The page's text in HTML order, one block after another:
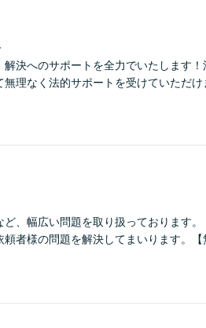
決へのサポートを全力でいたします
理なく法的サポートを受けていただ
、幅広い問題を取り扱っております。
者様の問題を解決してまいります。【